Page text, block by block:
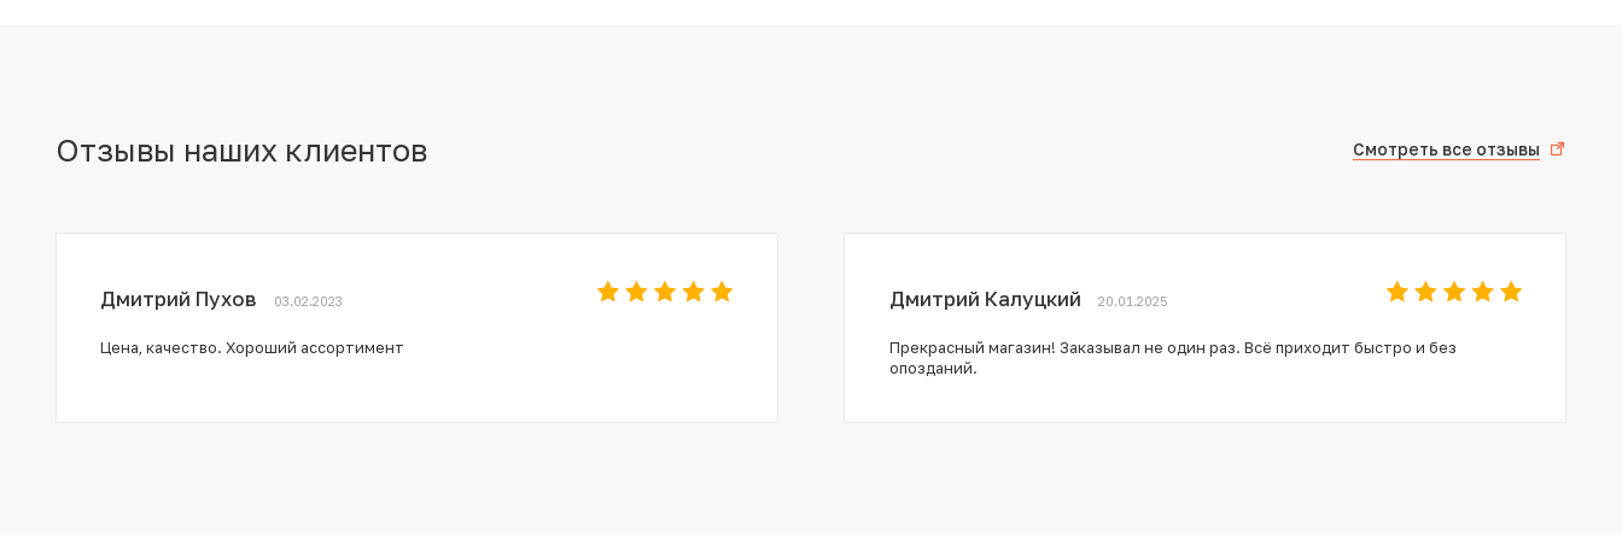
Отзывы наших клиентов Смотреть все отзывы
Дмитрий Пухов 03.02.2023
Цена, качество. Хороший ассортимент
Дмитрий Калуцкий 20.01.2025
Прекрасный магазин! Заказывал не один раз. Всё приходит быстро и без
опозданий.